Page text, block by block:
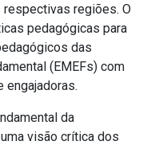
respectivas regiões. O
pedagógicas para
das
(EMEFs) com
engajadoras.
da
visão crítica dos